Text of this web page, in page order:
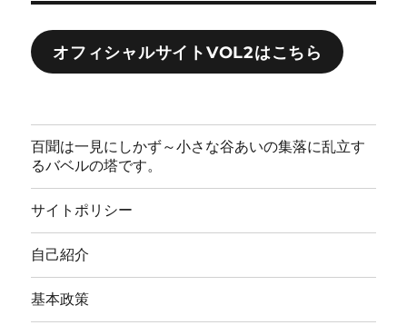
オフィシャルサイトVOL2はこちら
百聞は一見にしかず～小さな谷あいの集落に乱立す
るバベルの塔です。
サイトポリシー
自己紹介
基本政策